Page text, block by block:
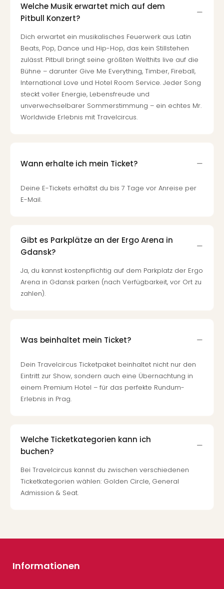
Welche Musik erwartet mich auf dem
Pitbull Konzert?
Dich erwartet ein musikalisches Feuerwerk aus Latin
Beats, Pop, Dance und Hip-Hop, das kein Stillstehen
zulässt. Pitbull bringt seine größten Welthits live auf die
Bühne – darunter Give Me Everything, Timber, Fireball,
International Love und Hotel Room Service. Jeder Song
steckt voller Energie, Lebensfreude und
unverwechselbarer Sommerstimmung – ein echtes Mr.
Worldwide Erlebnis mit Travelcircus.
Wann erhalte ich mein Ticket?
Deine E-Tickets erhältst du bis 7 Tage vor Anreise per
E-Mail.
Gibt es Parkplätze an der Ergo Arena in
Gdansk?
Ja, du kannst kostenpflichtig auf dem Parkplatz der Ergo
Arena in Gdansk parken (nach Verfügbarkeit, vor Ort zu
zahlen).
Was beinhaltet mein Ticket?
Dein Travelcircus Ticketpaket beinhaltet nicht nur den
Eintritt zur Show, sondern auch eine Übernachtung in
einem Premium Hotel – für das perfekte Rundum-
Erlebnis in Prag.
Welche Ticketkategorien kann ich
buchen?
Bei Travelcircus kannst du zwischen verschiedenen
Ticketkategorien wählen: Golden Circle, General
Admission & Seat.
Informationen